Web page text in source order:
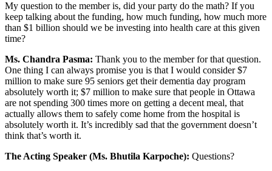
My question to the member is, did your party do the math? If you
keep talking about the funding, how much funding, how much more
than $1 billion should we be investing into health care at this given
time?
Ms. Chandra Pasma: Thank you to the member for that question.
One thing I can always promise you is that I would consider $7
million to make sure 95 seniors get their dementia day program
absolutely worth it; $7 million to make sure that people in Ottawa
are not spending 300 times more on getting a decent meal, that
actually allows them to safely come home from the hospital is
absolutely worth it. It’s incredibly sad that the government doesn’t
think that’s worth it.
The Acting Speaker (Ms. Bhutila Karpoche): Questions?